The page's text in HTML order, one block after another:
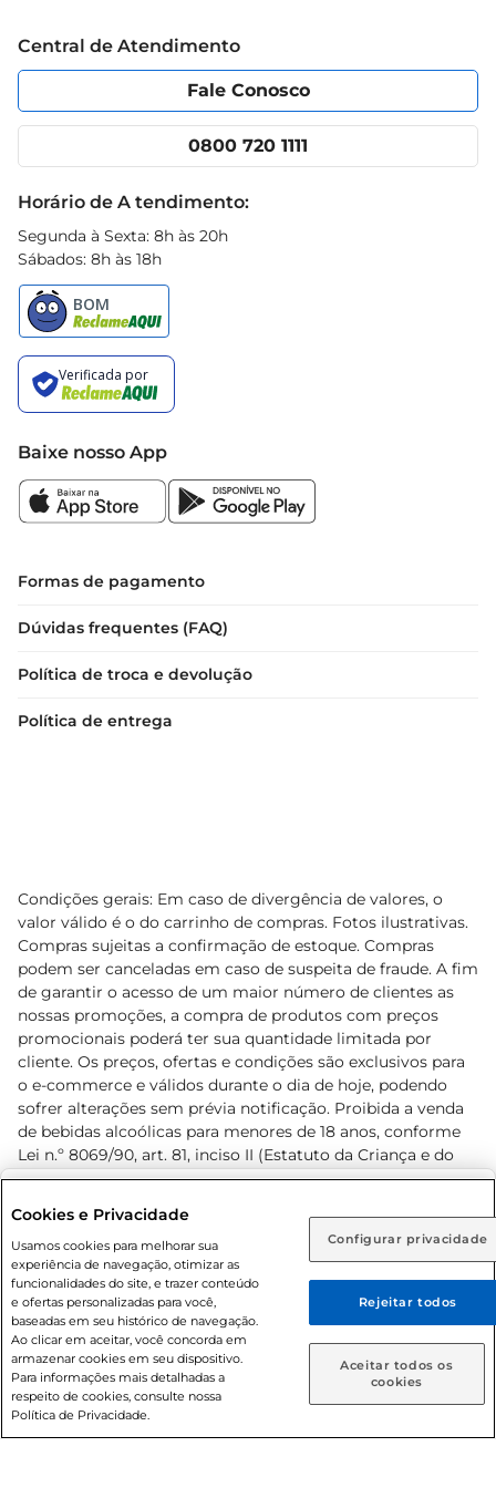
Rio de Janeiro (RJ) Goiás (GO)
Ou
Caso queira comprar online, informe como deseja receber
suas compras:
Entrega em casa Retire em Loja
Política de Privacidade
Portal do fornecedor
Cencosud Media
Código de Ética
App Prezunic
Central de Atendimento
Fale Conosco
0800 720 1111
Horário de A tendimento:
Segunda à Sexta: 8h às 20h
Sábados: 8h às 18h
Baixe nosso App
Formas de pagamento
Dúvidas frequentes (FAQ)
Política de troca e devolução
Política de entrega
Condições gerais: Em caso de divergência de valores, o
valor válido é o do carrinho de compras. Fotos ilustrativas.
Compras sujeitas a confirmação de estoque. Compras
podem ser canceladas em caso de suspeita de fraude. A fim
de garantir o acesso de um maior número de clientes as
nossas promoções, a compra de produtos com preços
promocionais poderá ter sua quantidade limitada por
cliente. Os preços, ofertas e condições são exclusivos para
o e-commerce e válidos durante o dia de hoje, podendo
sofrer alterações sem prévia notificação. Proibida a venda
de bebidas alcoólicas para menores de 18 anos, conforme
Lei n.º 8069/90, art. 81, inciso II (Estatuto da Criança e do
Adolescente). Preços e condições exclusivos para o
prévio. O valor mínimo para as compras on-line é de R$
80,00.
© 2026 Copyright. Todos os direitos
reservados Prezunic.
Cookies e Privacidade
Usamos cookies para melhorar sua
experiência de navegação, otimizar as
funcionalidades do site, e trazer conteúdo
e ofertas personalizadas para você,
baseadas em seu histórico de navegação.
Ao clicar em aceitar, você concorda em
armazenar cookies em seu dispositivo.
Para informações mais detalhadas a
respeito de cookies, consulte nossa
Política de Privacidade.
Configurar privacidade
Rejeitar todos
Aceitar todos os
cookies